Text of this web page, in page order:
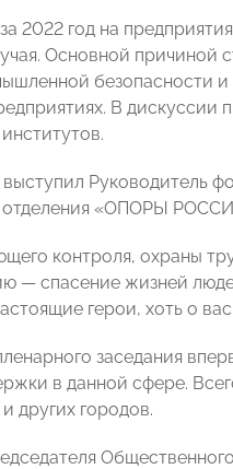
2022 год на
Основной
безопасности
В дискуссии
Руководитель
отделения «ОПОРЫ
контроля, охраны
— спасение жизней
герои, хоть о
заседания
в данной сфере.
других городов.